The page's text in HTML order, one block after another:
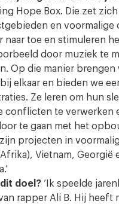
Hope Box. Die zet
en voormalige
naar toe en stimuleren
door muziek te
Op die manier brengen
elkaar en bieden we
Ze leren om hun
conflicten te verwerken
te gaan met het
zijn projecten in
Vietnam, Georgië
doel? ‘Ik speelde
rapper Ali B. Hij heeft